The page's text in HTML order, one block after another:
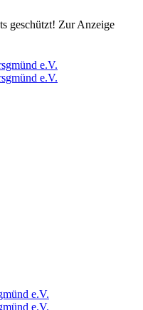
geschützt! Zur Anzeige